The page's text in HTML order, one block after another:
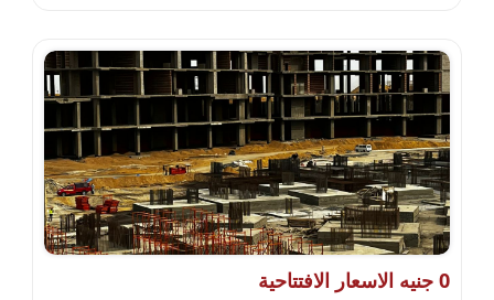
0 جنيه الاسعار الافتتاحية